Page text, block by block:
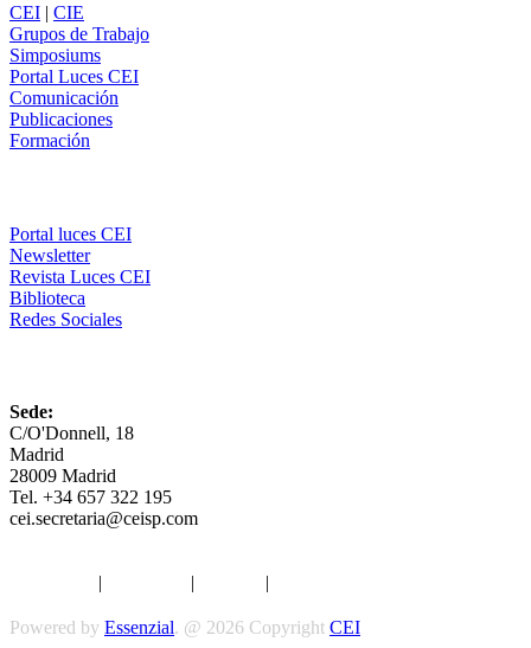
CEI | CIE
Grupos de Trabajo
Simposiums
Portal Luces CEI
Comunicación
Publicaciones
Formación
Portal luces CEI
Newsletter
Revista Luces CEI
Biblioteca
Redes Sociales
Sede:
C/O'Donnell, 18
Madrid
28009 Madrid
Tel. +34 657 322 195
cei.secretaria@ceisp.com
| | |
Powered by Essenzial. @ 2026 Copyright CEI